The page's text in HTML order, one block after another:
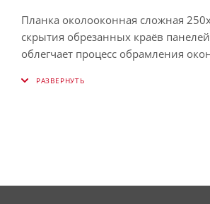
Планка околооконная сложная
скрытия обрезанных краёв
облегчает процесс обрамления